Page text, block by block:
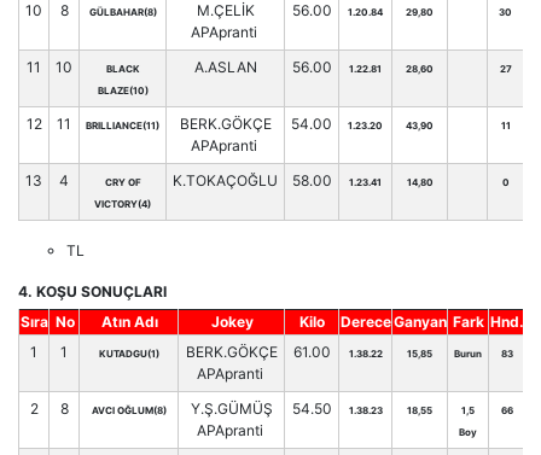
10 8 GÜLBAHAR(8)
M.ÇELİK
APApranti
56.00 1.20.84 29,80 30
11 10
BLACK
BLAZE(10)
A.ASLAN 56.00 1.22.81 28,60 27
12 11 BRILLIANCE(11)
BERK.GÖKÇE
APApranti
54.00 1.23.20 43,90 11
13 4
CRY OF
VICTORY(4)
K.TOKAÇOĞLU 58.00 1.23.41 14,80 0
TL
4. KOŞU SONUÇLARI
Sıra No Atın Adı Jokey Kilo DereceGanyan Fark Hnd.
1
1 KUTADGU(1)
BERK.GÖKÇE
APApranti
61.00 1.38.22 15,85 Burun 83
2 8 AVCI OĞLUM(8)
Y.Ş.GÜMÜŞ
APApranti
54.50 1.38.23 18,55
1,5
Boy
66